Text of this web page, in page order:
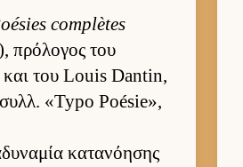
complètes
πρόλογος του
του Louis Dantin,
«Typo Poésie»,
κατανόη­σης